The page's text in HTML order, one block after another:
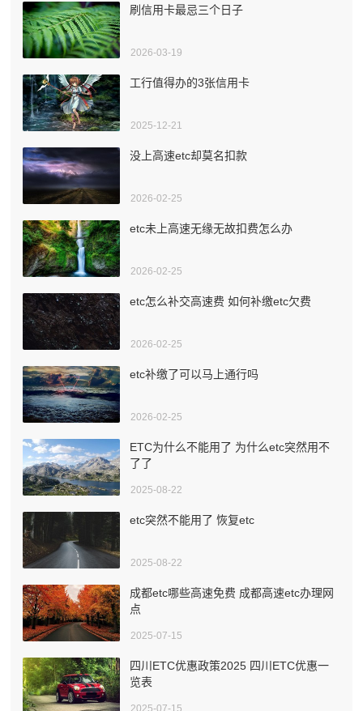
刷信用卡最忌三个日子
2026-03-19
工行值得办的3张信用卡
2025-12-21
没上高速etc却莫名扣款
2026-02-25
etc未上高速无缘无故扣费怎么办
2026-02-25
etc怎么补交高速费 如何补缴etc欠费
2026-02-25
etc补缴了可以马上通行吗
2026-02-25
ETC为什么不能用了 为什么etc突然用不
了了
2025-08-22
etc突然不能用了 恢复etc
2025-08-22
成都etc哪些高速免费 成都高速etc办理网
点
2025-07-15
四川ETC优惠政策2025 四川ETC优惠一
览表
2025-07-15